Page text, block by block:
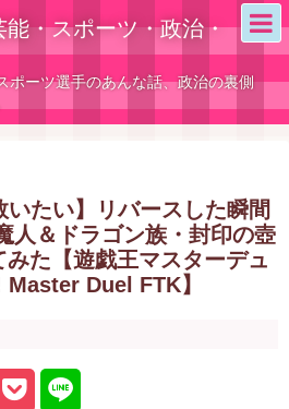
・スポーツ・政治・
ポーツ選手のあんな話、政治の裏側
いたい】リバースした瞬間
人＆ドラゴン族・封印の壺
た【遊戯王マスターデュ
Duel FTK】